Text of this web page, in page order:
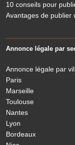
10 conseils pour
Avantages de publier
Annonce légale par
Annonce légale par
Paris
Marseille
Toulouse
Nantes
Lyon
Bordeaux